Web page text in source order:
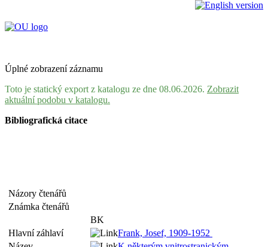
Úplné zobrazení záznamu
Toto je statický export z katalogu ze dne 08.06.2026. Zobrazit
aktuální podobu v katalogu.
Bibliografická citace
Názory čtenářů
Známka čtenářů
BK
Hlavní záhlaví
Frank, Josef, 1909-1952